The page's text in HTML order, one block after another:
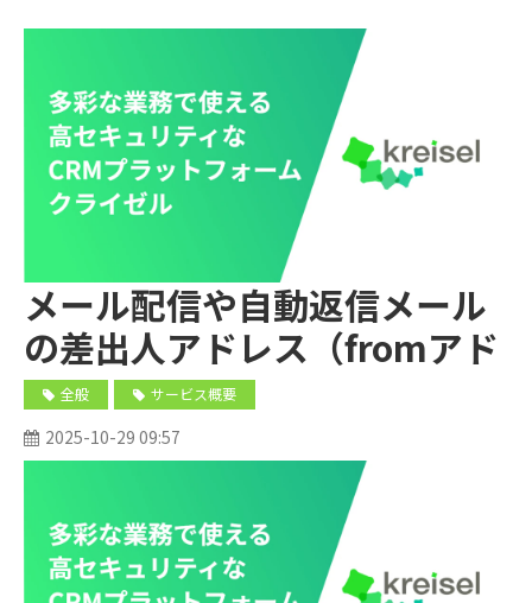
メール配信や自動返信メール
の差出人アドレス（fromアド
レス）を変更できますか？
全般 サービス概要
2025-10-29 09:57